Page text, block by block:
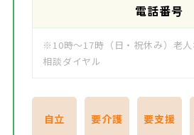
電話番号
※10時～17時（日・祝休み）老
相談ダイヤル
自立 要介護 要支援